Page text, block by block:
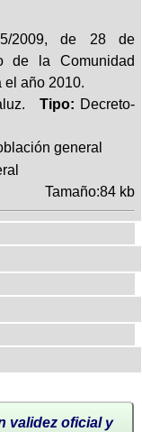
2009, de 28 de
de la Comunidad
el año 2010.
Tipo: Decreto-
general
Tamaño:84 kb
validez oficial y